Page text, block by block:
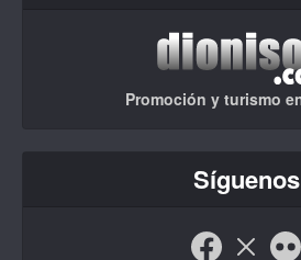
Promoción y turismo
Síguenos